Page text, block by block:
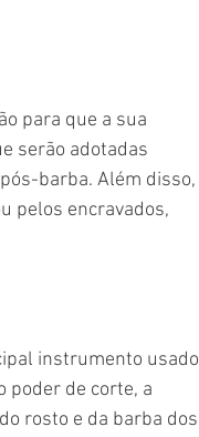
para que a sua
serão adotadas
barba. Além disso,
pelos encravados,
instrumento usado
poder de corte, a
rosto e da barba dos